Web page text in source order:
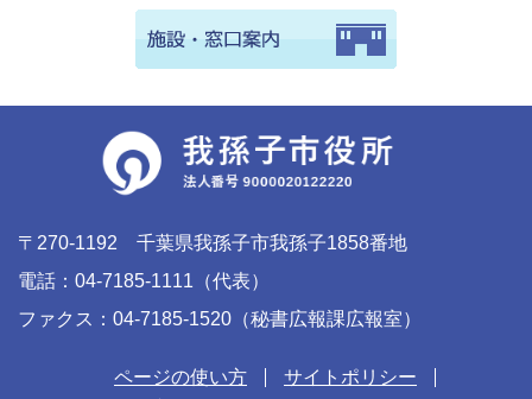
〒270-1192 千葉県我孫子市我孫子1858番地
電話：04-7185-1111（代表）
ファクス：04-7185-1520（秘書広報課広報室）
ページの使い方
サイトポリシー